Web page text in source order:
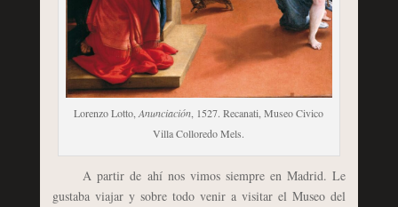
Lorenzo Lotto,Anunciación, 1527. Recanati, Museo Civico
Villa Colloredo Mels.
A partir de ahí nos vimos siempre en Madrid. Le
gustaba viajar y sobre todo venir a visitar el Museo del